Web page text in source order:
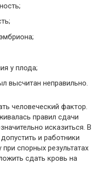
у плода;
высчитан неправильно.
человеческий фактор.
правил сдачи
исказиться. В
и работники
спорных результатах
сдать кровь на